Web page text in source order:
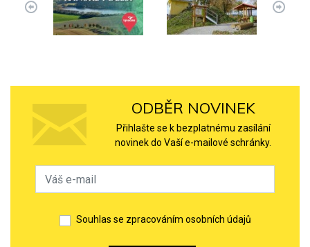
ODBĚR NOVINEK
Přihlašte se k bezplatnému zasílání
novinek do Vaší e-mailové schránky.
Souhlas se zpracováním osobních údajů